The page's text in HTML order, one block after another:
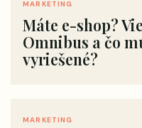
MARKETING
Máte e-shop?
Omnibus a čo
vyriešené?
MARKETING